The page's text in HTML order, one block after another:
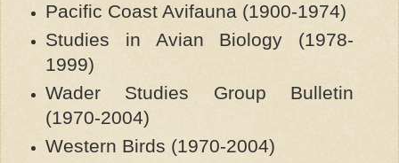
Pacific Coast Avifauna (1900-1974)
Studies in Avian Biology (1978-
1999)
Wader Studies Group Bulletin
(1970-2004)
Western Birds (1970-2004)